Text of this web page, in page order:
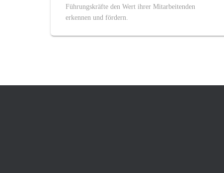
Führungskräfte den Wert ihrer Mitarbeitenden
erkennen und fördern.